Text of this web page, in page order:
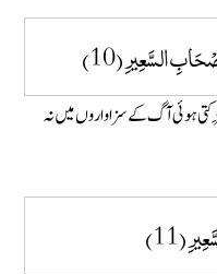
السَّعِيرِ (10)
ہوئی آگ کے سزا واروں میں نہ
(11)